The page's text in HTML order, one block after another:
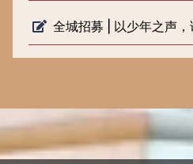
全城招募 | 以少年之声，